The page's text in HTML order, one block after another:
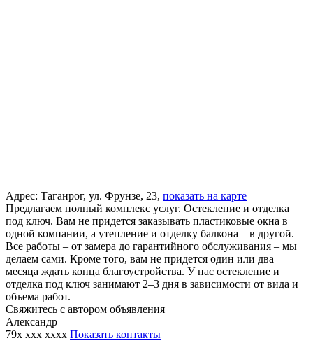
Адрес: Таганрог, ул. Фрунзе, 23, показать на карте
Предлагаем полный комплекс услуг. Остекление и отделка
под ключ. Вам не придется заказывать пластиковые окна в
одной компании, а утепление и отделку балкона – в другой.
Все работы – от замера до гарантийного обслуживания – мы
делаем сами. Кроме того, вам не придется один или два
месяца ждать конца благоустройства. У нас остекление и
отделка под ключ занимают 2–3 дня в зависимости от вида и
объема работ.
Свяжитесь с автором объявления
Александр
79x xxx xxxx Показать контакты